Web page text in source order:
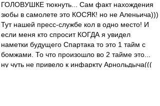
ГОЛОВУШКЕ тюкнуть... Сам факт нахождения
зюбы в самолете это КОСЯК! но не Аленьича)))
Тут нашей пресс-службе кол в одно место! И
если меня кто спросит КОГДА я увидел
наметки будущего Спартака то это 1 тайм с
бомжами. То что произошло во 2 тайме это...
ну чуть не привело к инфаркту Арнольдыча(((